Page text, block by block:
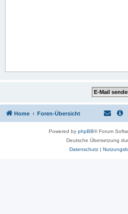
Home Foren-Übersicht
Powered by phpBB® Forum
Deutsche Übersetzung
Datenschutz|